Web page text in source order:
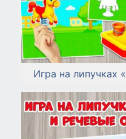
Игра на липучках